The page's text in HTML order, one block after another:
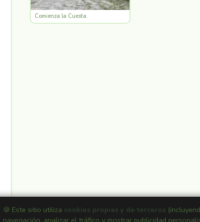
Comienza la Cuesta.
🍪 Este sitio utiliza cookies propias y de terceros
navegación, analizar el tráfico y mostrar publicidad